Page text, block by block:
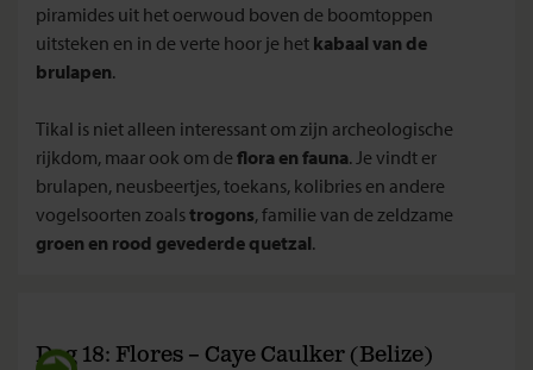
piramides uit het oerwoud boven de boomtoppen
uitsteken en in de verte hoor je het kabaal van de
brulapen.
Tikal is niet alleen interessant om zijn archeologische
rijkdom, maar ook om de flora en fauna. Je vindt er
brulapen, neusbeertjes, toekans, kolibries en andere
vogelsoorten zoalstrogons, familie van de zeldzame
groen en rood gevederde quetzal.
Dag 18: Flores – Caye Caulker (Belize)